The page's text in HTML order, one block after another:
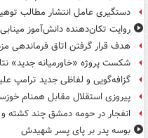
دستگیری عامل انتشار مطالب
روایت تکان‌دهنده دانش‌آموز
هدف قرار گرفتن اتاق‌ فرماندهی
شکست پروژه «خاورمیانه جدید»
گزافه‌گویی و لفاظی جدید ترامپ
پیروزی استقلال مقابل همنام
انفجار در حومه دمشق چند کشته
بوسه‌ پدر بر پای پسر شهیدش